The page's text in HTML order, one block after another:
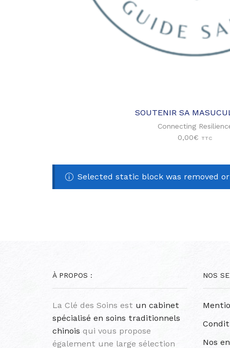
SOUTENIR SA
Connecting
0,00€ TTC
Selected static block was removed
À PROPOS :
La Clé des Soins est un cabinet
spécialisé en soins traditionnels
chinois qui vous propose
également une large sélection
NOS
Nos